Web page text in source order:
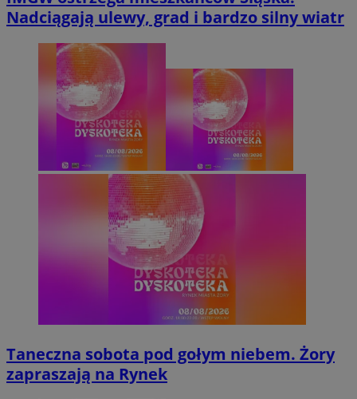
Nadciągają ulewy, grad i bardzo silny wiatr
Taneczna sobota pod gołym niebem. Żory
zapraszają na Rynek